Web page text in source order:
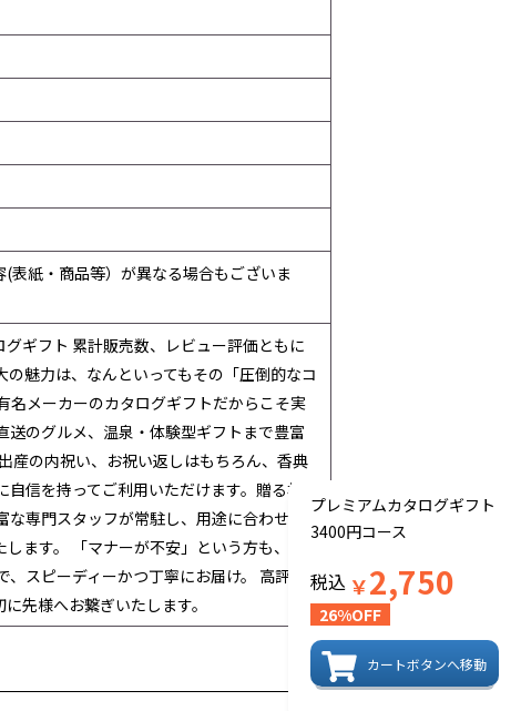
プレミアムカタログギフト
3400円コース
税込 ￥2,750
26%OFF
カートボタンへ移動
紙・商品等）が異なる場合もございま
ギフト 累計販売数、レビュー評価ともに
魅力は、なんといってもその「圧倒的なコ
名メーカーのカタログギフトだからこそ実
のグルメ、温泉・体験型ギフトまで豊富
産の内祝い、お祝い返しはもちろん、香典
信を持ってご利用いただけます。贈る相手
専門スタッフが常駐し、用途に合わせた
ます。 「マナーが不安」という方も、ど
スピーディーかつ丁寧にお届け。 高評価
先様へお繋ぎいたします。